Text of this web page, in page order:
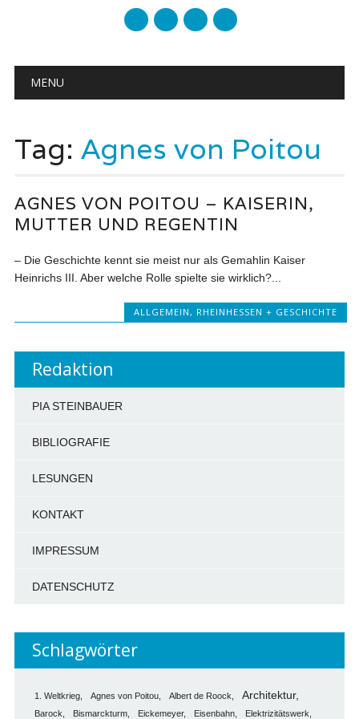
mail
Main menu
MENU
Tag: Agnes von Poitou
AGNES VON POITOU – KAISERIN,
MUTTER UND REGENTIN
– Die Geschichte kennt sie meist nur als Gemahlin Kaiser
Heinrichs III. Aber welche Rolle spielte sie wirklich?...
ALLGEMEIN, RHEINHESSEN + GESCHICHTE
Redaktion
PIA STEINBAUER
BIBLIOGRAFIE
LESUNGEN
KONTAKT
IMPRESSUM
DATENSCHUTZ
Schlagwörter
1. Weltkrieg Agnes von Poitou Albert de Roock Architektur
Barock Bismarckturm Eickemeyer Eisenbahn Elektrizitätswerk